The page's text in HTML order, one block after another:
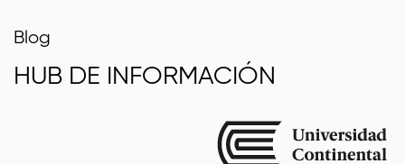
Blog
HUB DE INFORMACIÓN